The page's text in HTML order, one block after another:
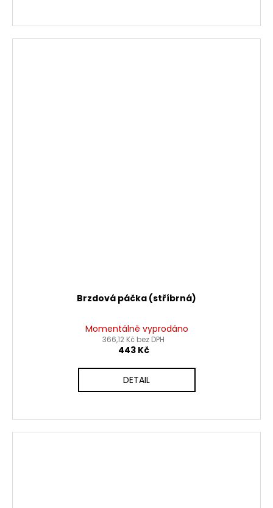
Brzdová páčka (stříbrná)
Momentálně vyprodáno
366,12 Kč bez DPH
443 Kč
DETAIL